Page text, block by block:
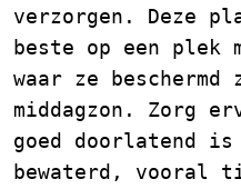
verzorgen. Deze
beste op een plek
waar ze
middagzon. Zorg
goed doorlatend
bewaterd, vooral